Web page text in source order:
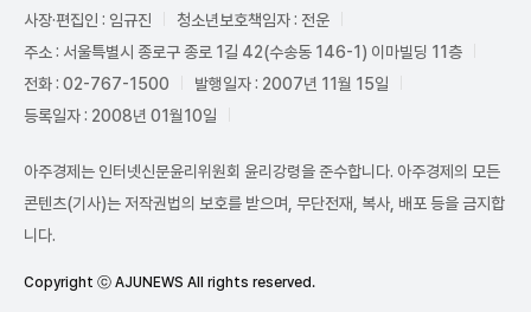
사장·편집인 : 임규진
청소년보호책임자 : 전운
주소 : 서울특별시 종로구 종로 1길 42(수송동 146-1) 이마빌딩 11층
전화 : 02-767-1500
발행일자 : 2007년 11월 15일
등록일자 : 2008년 01월10일
아주경제는 인터넷신문윤리위원회 윤리강령을 준수합니다. 아주경제의 모든
콘텐츠(기사)는 저작권법의 보호를 받으며, 무단전재, 복사, 배포 등을 금지합
니다.
Copyright ⓒ AJUNEWS All rights reserved.